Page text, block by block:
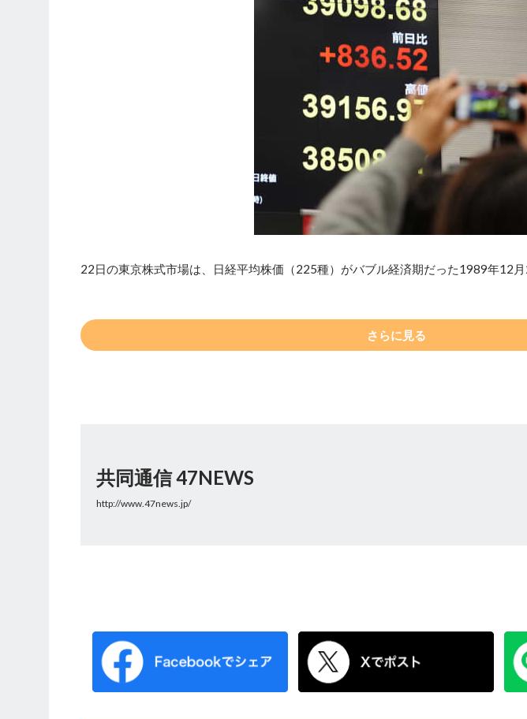
22日の東京株式市場は、日経平均株価（225種）がバブル経済期だった1989年12
さらに見る
共同通信 47NEWS
http://www.47news.jp/